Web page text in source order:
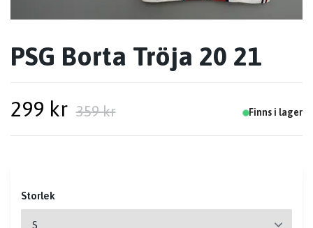
PSG Borta Tröja 20 21
299 kr 359 kr Finns i lager
Storlek